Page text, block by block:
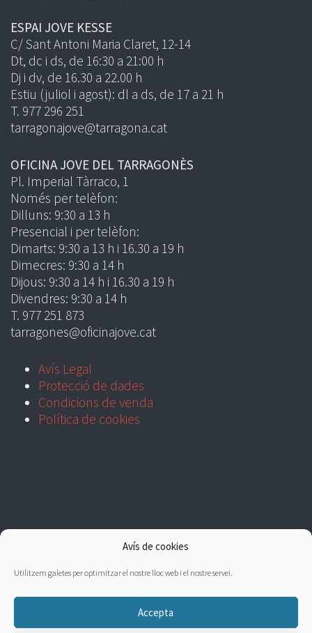
Avís de cookies
Utilitzem galetes per optimitzar el nostre lloc web i el nostre servei.
Accepta
ESPAI JOVE KESSE
C/ Sant Antoni Maria Claret, 12-14
Dt, dc i ds, de 16:30 a 21:00 h
Dj i dv, de 16.30 a 22.00 h
Estiu (juliol i agost): dl a ds, de 17 a 21 h
T. 977 296 251
tarragonajove@tarragona.cat
OFICINA JOVE DEL TARRAGONÈS
Pl. Imperial Tàrraco, 1
Només per telèfon:
Dilluns: 9:30 a 13 h
Presencial i per telèfon:
Dimarts: 9:30 a 13 h i 16.30 a 19 h
Dimecres: 9:30 a 14 h
Dijous: 9:30 a 14 h i 16.30 a 19 h
Divendres: 9:30 a 14 h
T. 977 251 873
tarragones@oficinajove.cat
Avís Legal
Protecció de dades
Condicions de venda
Política de cookies